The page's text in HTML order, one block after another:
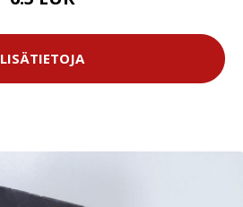
LISÄTIETOJA